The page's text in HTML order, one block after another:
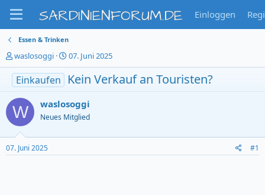
SARDINIENFORUM.DE Einloggen
Essen & Trinken
T
h
e
m
e
n
s
a
r
waslosoggi
S
t
a
r
d
a
u
07. Juni 2025
Einkaufen Kein Verkauf an Touristen?
W waslosoggi
Neues Mitglied
07. Juni 2025 #1